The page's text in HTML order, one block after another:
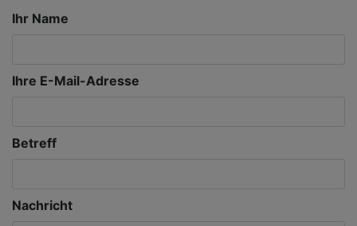
Ihr Name
Ihre E-Mail-Adresse
Betreff
Nachricht